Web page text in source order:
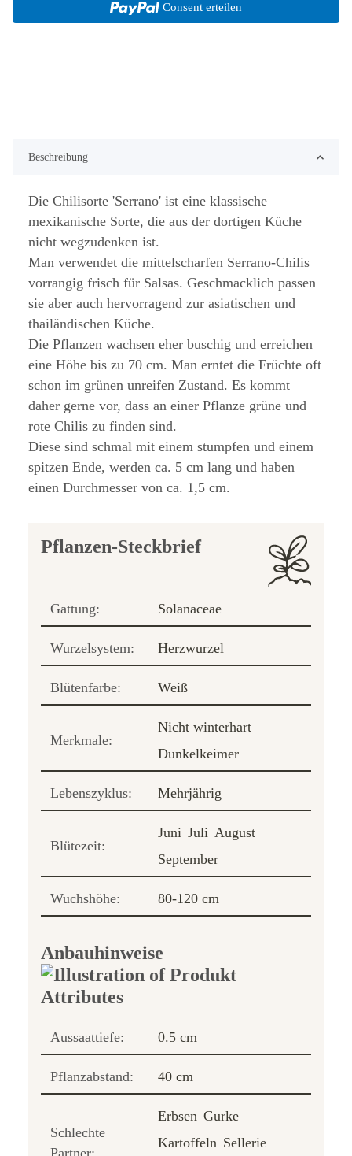
Consent erteilen
Beschreibung
Die Chilisorte 'Serrano' ist eine klassische
mexikanische Sorte, die aus der dortigen Küche
nicht wegzudenken ist.
Man verwendet die mittelscharfen Serrano-Chilis
vorrangig frisch für Salsas. Geschmacklich passen
sie aber auch hervorragend zur asiatischen und
thailändischen Küche.
Die Pflanzen wachsen eher buschig und erreichen
eine Höhe bis zu 70 cm. Man erntet die Früchte oft
schon im grünen unreifen Zustand. Es kommt
daher gerne vor, dass an einer Pflanze grüne und
rote Chilis zu finden sind.
Diese sind schmal mit einem stumpfen und einem
spitzen Ende, werden ca. 5 cm lang und haben
einen Durchmesser von ca. 1,5 cm.
Pflanzen-Steckbrief
Gattung: Solanaceae
Wurzelsystem: Herzwurzel
Blütenfarbe: Weiß
Merkmale:
Nicht winterhart
Dunkelkeimer
Lebenszyklus: Mehrjährig
Blütezeit:
Juni Juli August
September
Wuchshöhe: 80-120 cm
Anbauhinweise
Aussaattiefe: 0.5 cm
Pflanzabstand: 40 cm
Schlechte
Erbsen Gurke
Kartoffeln Sellerie